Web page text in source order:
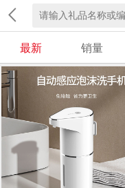
最新 销量